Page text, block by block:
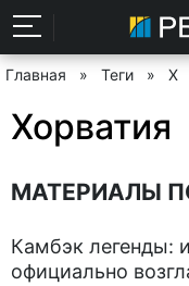
Главная » Теги » Х
Хорватия
МАТЕРИАЛЫ
Камбэк легенды:
официально